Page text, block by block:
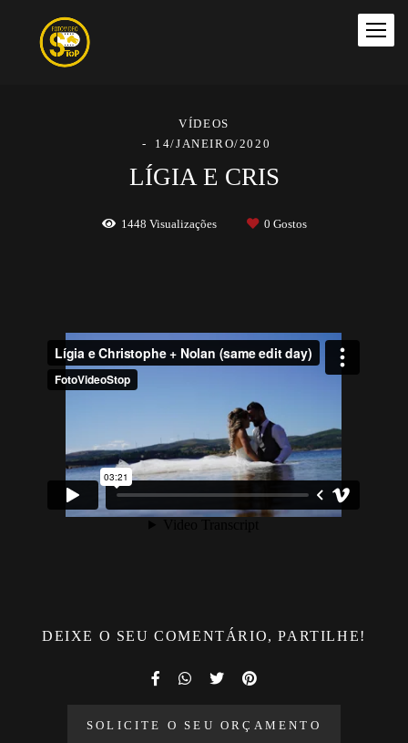
VÍDEOS
14/JANEIRO/2020
LÍGIA E CRIS
1448 Visualizações 0 Gostos
DEIXE O SEU COMENTÁRIO, PARTILHE!
SOLICITE O SEU ORÇAMENTO